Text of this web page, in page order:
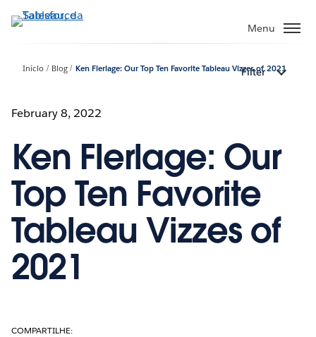
Pular
para
principal
Menu
Início Blog Ken Flerlage: Our Top Ten Favorite Tableau Vizzes of 2021
Filter
February 8, 2022
Ken Flerlage: Our
Top Ten Favorite
Tableau Vizzes of
2021
COMPARTILHE: